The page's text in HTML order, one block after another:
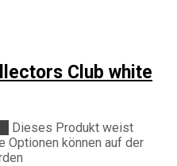
Club white
Dieses Produkt weist
Optionen können auf der